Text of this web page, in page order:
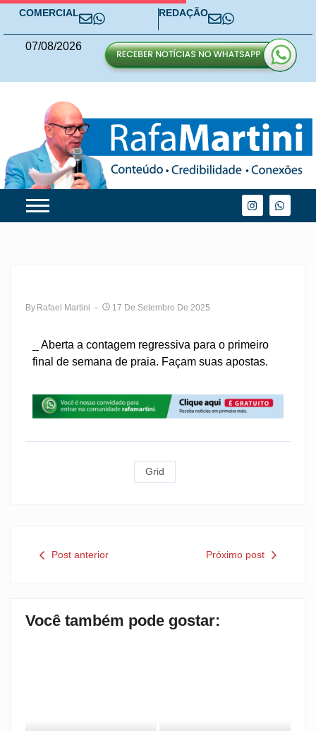
COMERCIAL REDAÇÃO
07/08/2026
By Rafael Martini 17 De Setembro De 2025
_ Aberta a contagem regressiva para o primeiro
final de semana de praia. Façam suas apostas.
Grid
Post anterior Próximo post
Você também pode gostar: